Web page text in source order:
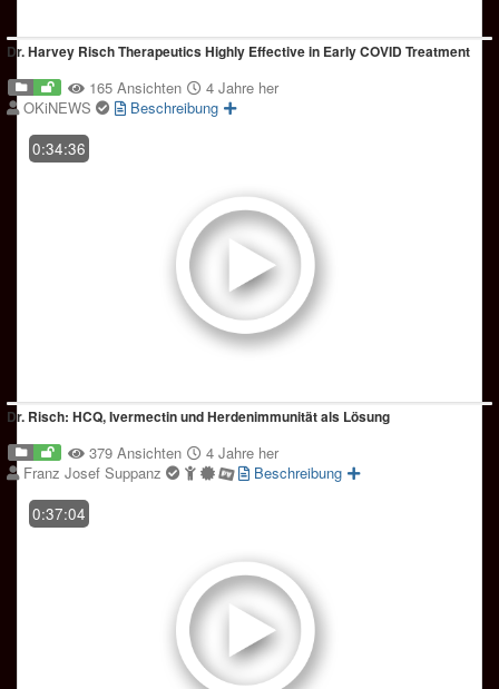
Dr. Harvey Risch Therapeutics Highly Effective in Early COVID Treatment
165 Ansichten
4 Jahre her
OKiNEWS
Beschreibung
0:34:36
Dr. Risch: HCQ, Ivermectin und Herdenimmunität als Lösung
379 Ansichten
4 Jahre her
Franz Josef Suppanz
Beschreibung
0:37:04